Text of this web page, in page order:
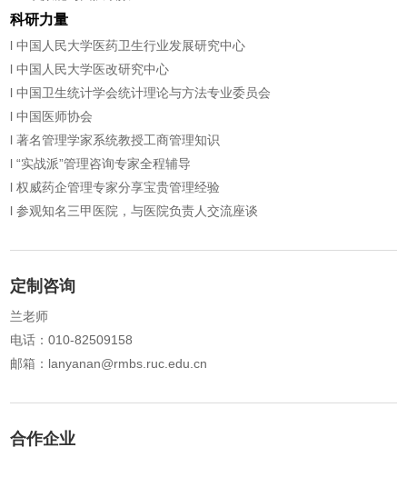
科研力量
l 中国人民大学医药卫生行业发展研究中心
l 中国人民大学医改研究中心
l 中国卫生统计学会统计理论与方法专业委员会
l 中国医师协会
l 著名管理学家系统教授工商管理知识
l “实战派”管理咨询专家全程辅导
l 权威药企管理专家分享宝贵管理经验
l 参观知名三甲医院，与医院负责人交流座谈
定制咨询
兰老师
电话：010-82509158
邮箱：lanyanan@rmbs.ruc.edu.cn
合作企业